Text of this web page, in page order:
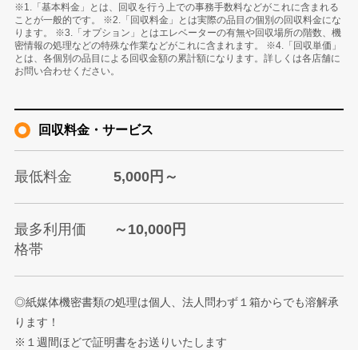
※1.「基本料金」とは、回収を行う上での事務手数料などがこれに含まれる
ことが一般的です。 ※2.「回収料金」とは実際の品目の個別の回収料金にな
ります。 ※3.「オプション」とはエレベーターの有無や回収場所の階数、機
密情報の処理などの特殊な作業などがこれに含まれます。 ※4.「回収単価」
とは、各個別の品目による回収金額の累計額になります。詳しくは各店舗に
お問い合わせください。
回収料金・サービス
最低料金 5,000円～
最多利用価
格帯
～10,000円
◎紙媒体機密書類の処理は個人、法人問わず１箱からでも溶解承
ります！
※１週間ほどで証明書をお送りいたします